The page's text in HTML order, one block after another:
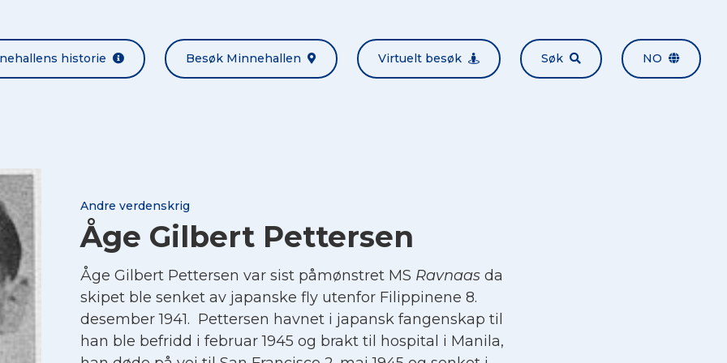
historie Besøk Minnehallen Virtuelt besøk Søk NO
Andre verdenskrig
Åge Gilbert Pettersen
Åge Gilbert Pettersen var sist påmønstret MS Ravnaasda
skipet ble senket av japanske fly utenfor Filippinene 8.
desember 1941. Pettersen havnet i japansk fangenskap til
han ble befridd i februar 1945 og brakt til hospital i Manila,